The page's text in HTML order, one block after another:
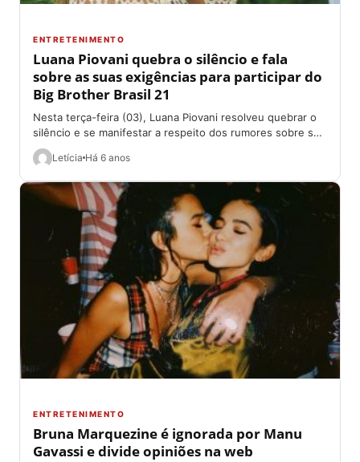
ENTRETENIMENTO
Luana Piovani quebra o silêncio e fala
sobre as suas exigências para participar do
Big Brother Brasil 21
Nesta terça-feira (03), Luana Piovani resolveu quebrar o
silêncio e se manifestar a respeito dos rumores sobre sua
participação no Big Brother...
Letícia Há 6 anos
ENTRETENIMENTO
Bruna Marquezine é ignorada por Manu
Gavassi e divide opiniões na web